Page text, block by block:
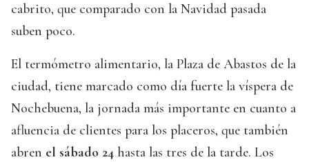
cabrito, que comparado con la Navidad pasada
suben poco.
El termómetro alimentario, la Plaza de Abastos de la
ciudad, tiene marcado como día fuerte la víspera de
Nochebuena, la jornada más importante en cuanto a
afluencia de clientes para los placeros, que también
abren el sábado 24 hasta las tres de la tarde. Los